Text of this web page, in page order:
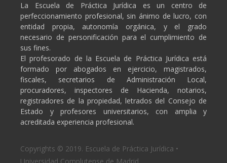
La Escuela de Práctica Jurídica es un centro de
perfeccionamiento profesional, sin ánimo de lucro, con
entidad propia, autonomía orgánica, y el grado
necesario de personificación para el cumplimiento de
sus fines.
El profesorado de la Escuela de Práctica Jurídica está
formado por abogados en ejercicio, magistrados,
fiscales, secretarios de Administración Local,
procuradores, inspectores de Hacienda, notarios,
registradores de la propiedad, letrados del Consejo de
Estado y profesores universitarios, con amplia y
acreditada experiencia profesional.
Copyrights © 2019. Escuela de Práctica Jurídica •